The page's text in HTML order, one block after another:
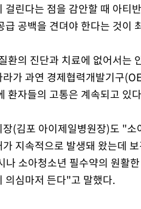
걸린다는 점을 감안할 때 아티
급 공백을 견뎌야 한다는 것이
환의 진단과 치료에 없어서는
가 과연 경제협력개발기구
환자들의 고통은 계속되고 있
(김포 아이제일병원장)도 "
지속적으로 발생돼 왔는데
나 소아청소년 필수약의 원활
의심마저 든다"고 말했다.